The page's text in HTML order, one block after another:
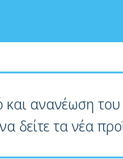
ανανέωση
δείτε τα νέα